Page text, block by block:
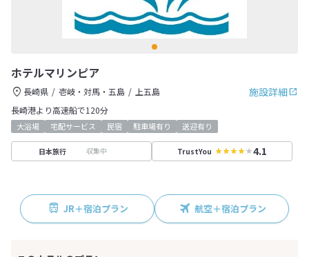
ホテルマリンピア
施設詳細
長崎県 壱岐・対馬・五島
上五島
長崎港より高速船で120分
大浴場 宅配サービス 民宿 駐車場有り 送迎有り
日本旅行 収集中 TrustYou 4.1
JR＋宿泊プラン 航空＋宿泊プラン